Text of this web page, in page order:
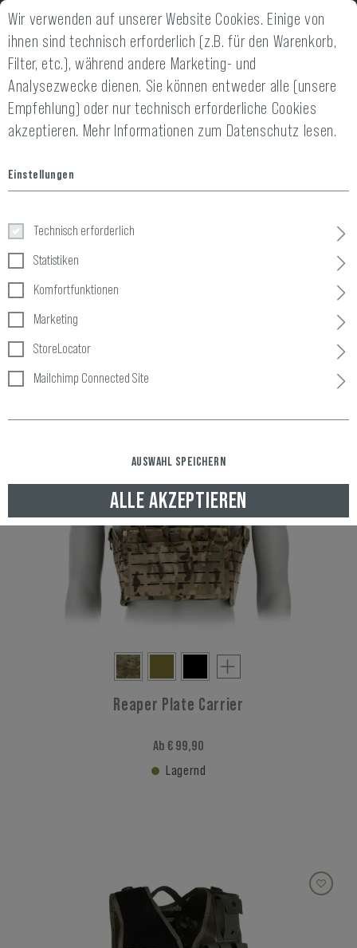
14 TAGE GELD-ZURÜCK-GARANTIE SCHNELLER
Home
53 Produkte
Reaper Plate Carrier
Ab € 99,90
Lagernd
Wir verwenden auf unserer Website Cookies. Einige von
ihnen sind technisch erforderlich (z.B. für den Warenkorb,
Filter, etc.), während andere Marketing- und
Analysezwecke dienen. Sie können entweder alle (unsere
Empfehlung) oder nur technisch erforderliche Cookies
akzeptieren. Mehr Informationen zum Datenschutz lesen.
Einstellungen
Technisch erforderlich
Statistiken
Komfortfunktionen
Marketing
StoreLocator
Mailchimp Connected Site
AUSWAHL SPEICHERN
ALLE AKZEPTIEREN